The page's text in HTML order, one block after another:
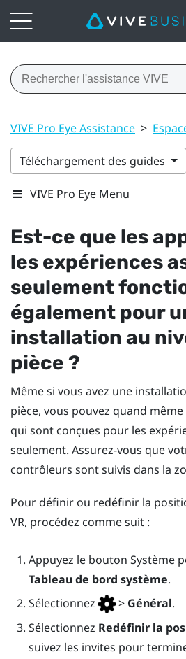
VIVE Pro Eye Assistance >
Téléchargement des guides
VIVE Pro Eye Menu
Est-ce que les
les expériences
seulement
également pour
installation au
pièce ?
Même si vous avez une
pièce, vous pouvez quand
qui sont conçues pour les
seulement. Assurez-vous que
contrôleurs sont suivis dans la
Pour définir ou redéfinir la
VR, procédez comme suit :
Appuyez le bouton Système
Tableau de bord système.
Sélectionnez
> Général.
Sélectionnez Redéfinir la
suivez les invites pour